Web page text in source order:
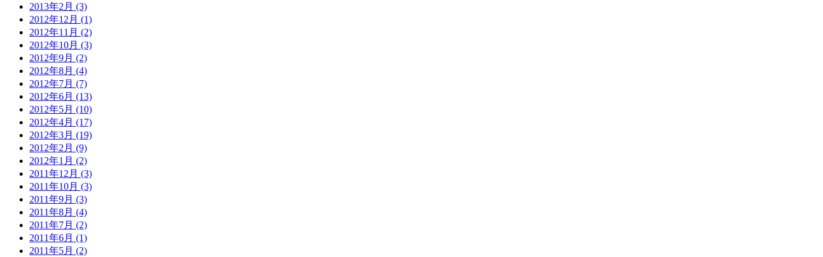
2013年2月 (3)
2012年12月 (1)
2012年11月 (2)
2012年10月 (3)
2012年9月 (2)
2012年8月 (4)
2012年7月 (7)
2012年6月 (13)
2012年5月 (10)
2012年4月 (17)
2012年3月 (19)
2012年2月 (9)
2012年1月 (2)
2011年12月 (3)
2011年10月 (3)
2011年9月 (3)
2011年8月 (4)
2011年7月 (2)
2011年6月 (1)
2011年5月 (2)